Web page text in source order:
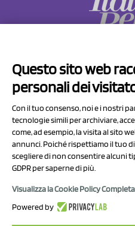
Via Prov.le
41057
P.I/C.F.
REA:
Capitale sociale
Questo sito web
personali dei
Con il tuo consenso, noi e i nostri
tecnologie simili per archiviare,
come, ad esempio, la visita al sito
annunci. Poiché rispettiamo il tuo
scegliere di non consentire alcuni
GDPR per saperne di più.
Visualizza la Cookie Policy Completa
Powered by